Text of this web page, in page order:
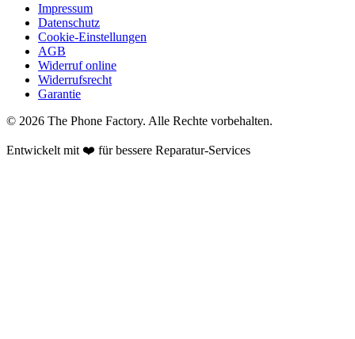
Impressum
Datenschutz
Cookie-Einstellungen
AGB
Widerruf online
Widerrufsrecht
Garantie
© 2026 The Phone Factory. Alle Rechte vorbehalten.
Entwickelt mit ❤️ für bessere Reparatur-Services